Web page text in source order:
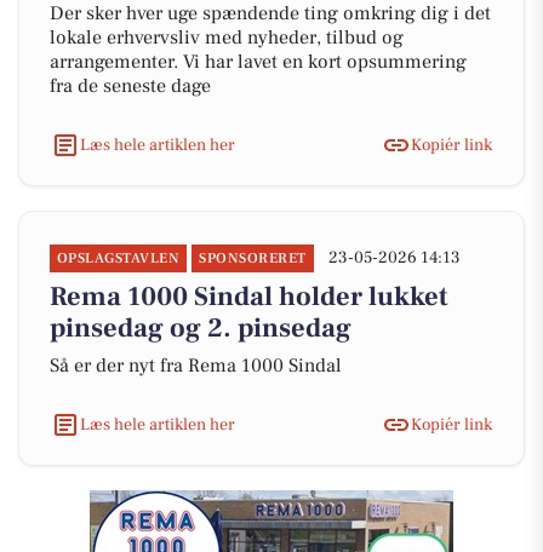
Der sker hver uge spændende ting omkring dig i det
lokale erhvervsliv med nyheder, tilbud og
arrangementer. Vi har lavet en kort opsummering
fra de seneste dage
Læs hele artiklen her Kopiér link
OPSLAGSTAVLEN SPONSORERET 23-05-2026 14:13
Rema 1000 Sindal holder lukket
pinsedag og 2. pinsedag
Så er der nyt fra Rema 1000 Sindal
Læs hele artiklen her Kopiér link